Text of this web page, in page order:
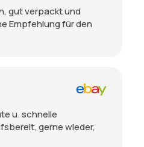
gut verpackt und
Empfehlung für den
u. schnelle
gerne wieder,